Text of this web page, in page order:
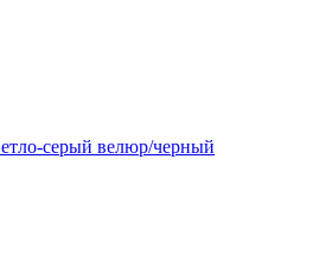
серый велюр/черный